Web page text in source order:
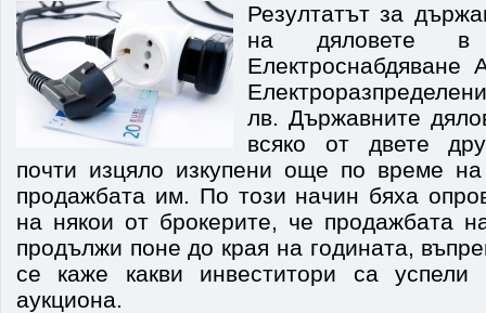
Резултатът за
на дяловете в
лв. Държавните
всяко от двете
почти изцяло изкупени още по време
продажбата им. По този начин бяха
на някои от брокерите, че продажбата
продължи поне до края на годината,
се каже какви инвеститори са
аукциона.